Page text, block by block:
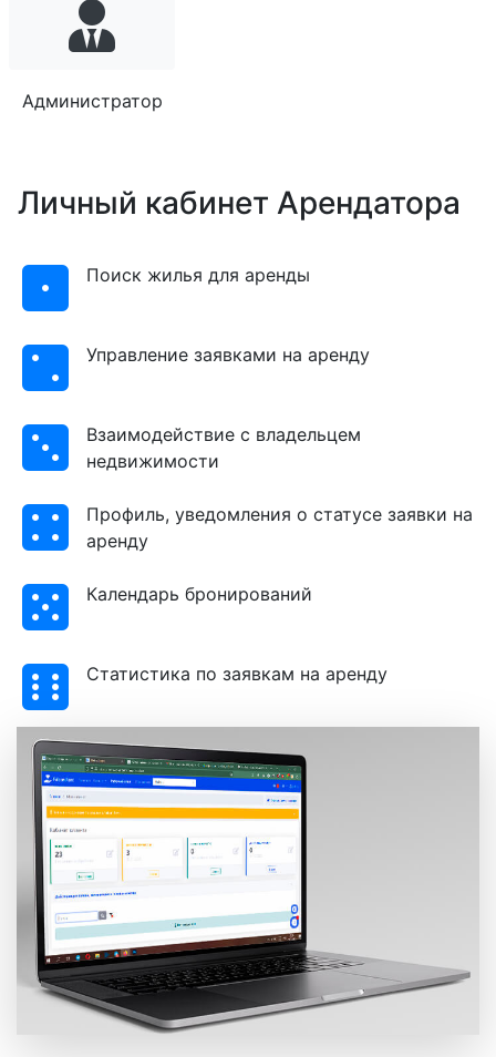
Администратор
Личный кабинет Арендатора
Поиск жилья для аренды
Управление заявками на аренду
Взаимодействие с владельцем
недвижимости
Профиль, уведомления о статусе заявки на
аренду
Календарь бронирований
Cтатистика по заявкам на аренду